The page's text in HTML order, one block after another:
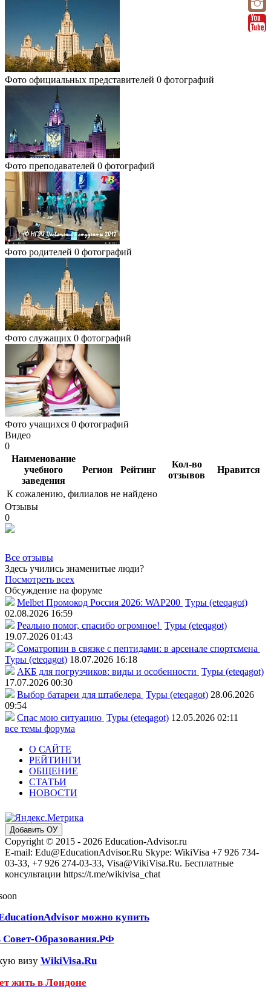
Фото официальных представителей 0 фотографий
Фото преподавателей 0 фотографий
Фото родителей 0 фотографий
Фото служащих 0 фотографий
Фото учащихся 0 фотографий
Видео
0
Наименование
учебного
заведения
Регион Рейтинг
Кол-во
отзывов
Нравится
К сожалению, филиалов не найдено
Отзывы
0
Все отзывы
Здесь учились знаменитые люди?
Посмотреть всех
Обсуждение на форуме
Melbet Промокод Россия 2026: WAP200 Туры (eteqagot)
02.08.2026 16:59
Реально помог, спасибо огромное! Туры (eteqagot)
19.07.2026 01:43
Соматропин в связке с пептидами: в арсенале спортсмена
Туры (eteqagot) 18.07.2026 16:18
АКБ для погрузчиков: виды и особенности Туры (eteqagot)
17.07.2026 00:30
Выбор батареи для штабелера Туры (eteqagot) 28.06.2026
09:54
Спас мою ситуацию Туры (eteqagot) 12.05.2026 02:11
все темы форума
О САЙТЕ
РЕЙТИНГИ
ОБЩЕНИЕ
СТАТЬИ
НОВОСТИ
Добавить ОУ
Copyright © 2015 - 2026 Education-Advisor.ru
E-mail: Edu@EducationAdvisor.Ru Skype: WikiVisa +7 926 734-
03-33, +7 926 274-03-33, Visa@VikiVisa.Ru. Бесплатные
консультации https://t.me/wikivisa_chat
можно купить
Совет-Образования.РФ
визу WikiVisa.Ru
жить в Лондоне